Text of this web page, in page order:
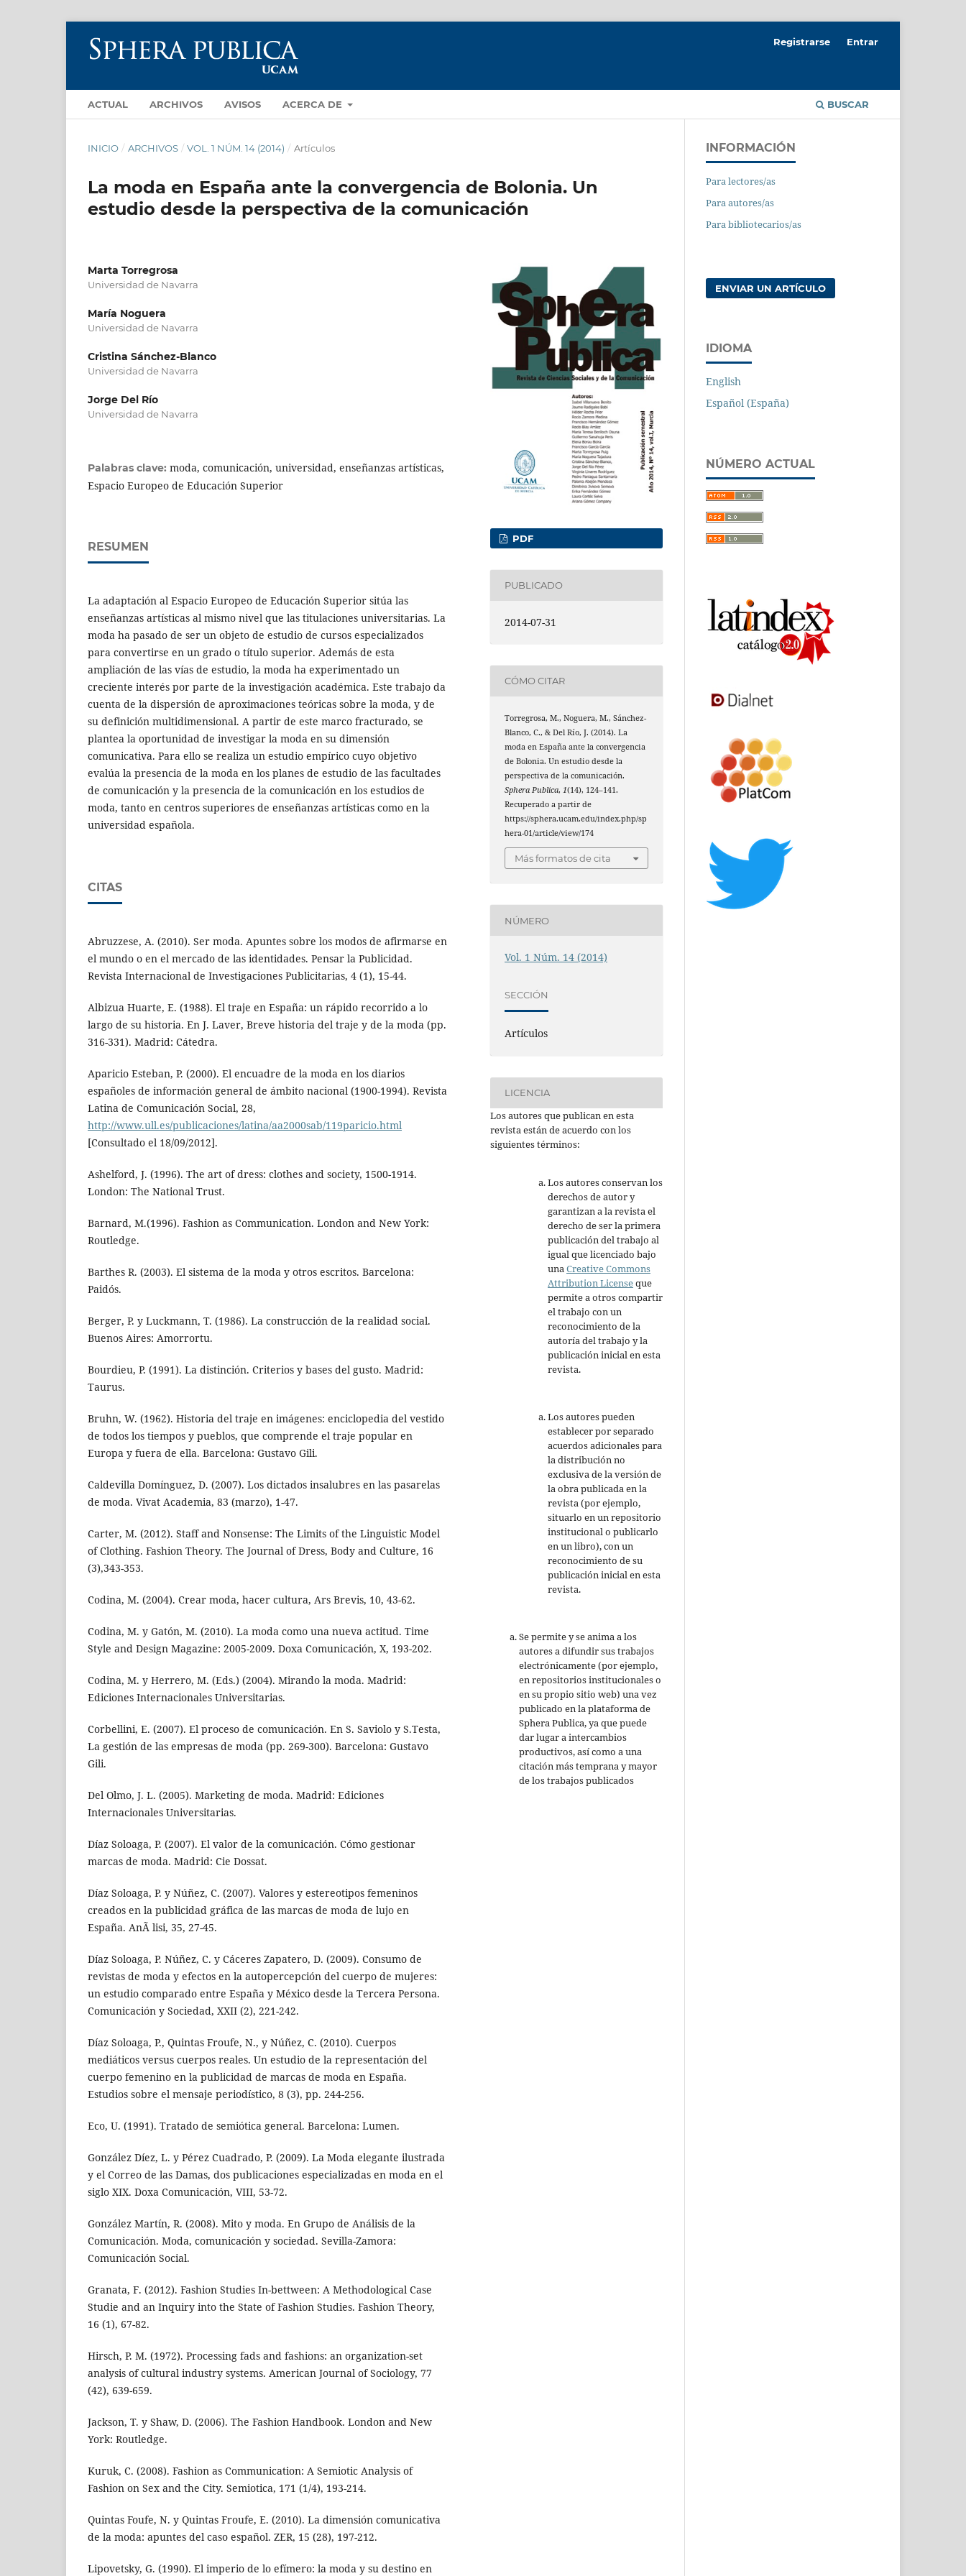
ACTUAL ARCHIVOS AVISOS ACERCA DE BUSCAR
Registrarse Entrar
INICIO / ARCHIVOS / VOL. 1 NÚM. 14 (2014) / Artículos
La moda en España ante la convergencia de Bolonia. Un
estudio desde la perspectiva de la comunicación
Marta Torregrosa
Universidad de Navarra
María Noguera
Universidad de Navarra
Cristina Sánchez-Blanco
Universidad de Navarra
Jorge Del Río
Universidad de Navarra
Palabras clave: moda, comunicación, universidad, enseñanzas artísticas,
Espacio Europeo de Educación Superior
RESUMEN
La adaptación al Espacio Europeo de Educación Superior sitúa las
enseñanzas artísticas al mismo nivel que las titulaciones universitarias. La
moda ha pasado de ser un objeto de estudio de cursos especializados
para convertirse en un grado o título superior. Además de esta
ampliación de las vías de estudio, la moda ha experimentado un
creciente interés por parte de la investigación académica. Este trabajo da
cuenta de la dispersión de aproximaciones teóricas sobre la moda, y de
su definición multidimensional. A partir de este marco fracturado, se
plantea la oportunidad de investigar la moda en su dimensión
comunicativa. Para ello se realiza un estudio empírico cuyo objetivo
evalúa la presencia de la moda en los planes de estudio de las facultades
de comunicación y la presencia de la comunicación en los estudios de
moda, tanto en centros superiores de enseñanzas artísticas como en la
universidad española.
CITAS
Abruzzese, A. (2010). Ser moda. Apuntes sobre los modos de afirmarse en
el mundo o en el mercado de las identidades. Pensar la Publicidad.
Revista Internacional de Investigaciones Publicitarias, 4 (1), 15-44.
Albizua Huarte, E. (1988). El traje en España: un rápido recorrido a lo
largo de su historia. En J. Laver, Breve historia del traje y de la moda (pp.
316-331). Madrid: Cátedra.
Aparicio Esteban, P. (2000). El encuadre de la moda en los diarios
españoles de información general de ámbito nacional (1900-1994). Revista
Latina de Comunicación Social, 28,
http://www.ull.es/publicaciones/latina/aa2000sab/119paricio.html
[Consultado el 18/09/2012].
Ashelford, J. (1996). The art of dress: clothes and society, 1500-1914.
London: The National Trust.
Barnard, M.(1996). Fashion as Communication. London and New York:
Routledge.
Barthes R. (2003). El sistema de la moda y otros escritos. Barcelona:
Paidós.
Berger, P. y Luckmann, T. (1986). La construcción de la realidad social.
Buenos Aires: Amorrortu.
Bourdieu, P. (1991). La distinción. Criterios y bases del gusto. Madrid:
Taurus.
Bruhn, W. (1962). Historia del traje en imágenes: enciclopedia del vestido
de todos los tiempos y pueblos, que comprende el traje popular en
Europa y fuera de ella. Barcelona: Gustavo Gili.
Caldevilla Domínguez, D. (2007). Los dictados insalubres en las pasarelas
de moda. Vivat Academia, 83 (marzo), 1-47.
Carter, M. (2012). Staff and Nonsense: The Limits of the Linguistic Model
of Clothing. Fashion Theory. The Journal of Dress, Body and Culture, 16
(3),343-353.
Codina, M. (2004). Crear moda, hacer cultura, Ars Brevis, 10, 43-62.
Codina, M. y Gatón, M. (2010). La moda como una nueva actitud. Time
Style and Design Magazine: 2005-2009. Doxa Comunicación, X, 193-202.
Codina, M. y Herrero, M. (Eds.) (2004). Mirando la moda. Madrid:
Ediciones Internacionales Universitarias.
Corbellini, E. (2007). El proceso de comunicación. En S. Saviolo y S.Testa,
La gestión de las empresas de moda (pp. 269-300). Barcelona: Gustavo
Gili.
Del Olmo, J. L. (2005). Marketing de moda. Madrid: Ediciones
Internacionales Universitarias.
Díaz Soloaga, P. (2007). El valor de la comunicación. Cómo gestionar
marcas de moda. Madrid: Cie Dossat.
Díaz Soloaga, P. y Núñez, C. (2007). Valores y estereotipos femeninos
creados en la publicidad gráfica de las marcas de moda de lujo en
España. AnÃ lisi, 35, 27-45.
Díaz Soloaga, P. Núñez, C. y Cáceres Zapatero, D. (2009). Consumo de
revistas de moda y efectos en la autopercepción del cuerpo de mujeres:
un estudio comparado entre España y México desde la Tercera Persona.
Comunicación y Sociedad, XXII (2), 221-242.
Díaz Soloaga, P., Quintas Froufe, N., y Núñez, C. (2010). Cuerpos
mediáticos versus cuerpos reales. Un estudio de la representación del
cuerpo femenino en la publicidad de marcas de moda en España.
Estudios sobre el mensaje periodístico, 8 (3), pp. 244-256.
Eco, U. (1991). Tratado de semiótica general. Barcelona: Lumen.
González Díez, L. y Pérez Cuadrado, P. (2009). La Moda elegante ilustrada
y el Correo de las Damas, dos publicaciones especializadas en moda en el
siglo XIX. Doxa Comunicación, VIII, 53-72.
González Martín, R. (2008). Mito y moda. En Grupo de Análisis de la
Comunicación. Moda, comunicación y sociedad. Sevilla-Zamora:
Comunicación Social.
Granata, F. (2012). Fashion Studies In-bettween: A Methodological Case
Studie and an Inquiry into the State of Fashion Studies. Fashion Theory,
16 (1), 67-82.
Hirsch, P. M. (1972). Processing fads and fashions: an organization-set
analysis of cultural industry systems. American Journal of Sociology, 77
(42), 639-659.
Jackson, T. y Shaw, D. (2006). The Fashion Handbook. London and New
York: Routledge.
Kuruk, C. (2008). Fashion as Communication: A Semiotic Analysis of
Fashion on Sex and the City. Semiotica, 171 (1/4), 193-214.
Quintas Foufe, N. y Quintas Froufe, E. (2010). La dimensión comunicativa
de la moda: apuntes del caso español. ZER, 15 (28), 197-212.
Lipovetsky, G. (1990). El imperio de lo efímero: la moda y su destino en
PDF
PUBLICADO
2014-07-31
CÓMO CITAR
Torregrosa, M., Noguera, M., Sánchez-
Blanco, C., & Del Río, J. (2014). La
moda en España ante la convergencia
de Bolonia. Un estudio desde la
perspectiva de la comunicación.
Sphera Publica,1(14), 124–141.
Recuperado a partir de
https://sphera.ucam.edu/index.php/sp
hera-01/article/view/174
Más formatos de cita
NÚMERO
Vol. 1 Núm. 14 (2014)
SECCIÓN
Artículos
LICENCIA
Los autores que publican en esta
revista están de acuerdo con los
siguientes términos:
Los autores conservan los
derechos de autor y
garantizan a la revista el
derecho de ser la primera
publicación del trabajo al
igual que licenciado bajo
una Creative Commons
Attribution Licenseque
permite a otros compartir
el trabajo con un
reconocimiento de la
autoría del trabajo y la
publicación inicial en esta
revista.
Los autores pueden
establecer por separado
acuerdos adicionales para
la distribución no
exclusiva de la versión de
la obra publicada en la
revista (por ejemplo,
situarlo en un repositorio
institucional o publicarlo
en un libro), con un
reconocimiento de su
publicación inicial en esta
revista.
Se permite y se anima a los
autores a difundir sus trabajos
electrónicamente (por ejemplo,
en repositorios institucionales o
en su propio sitio web) una vez
publicado en la plataforma de
Sphera Publica, ya que puede
dar lugar a intercambios
productivos, así como a una
citación más temprana y mayor
de los trabajos publicados
INFORMACIÓN
Para lectores/as
Para autores/as
Para bibliotecarios/as
ENVIAR UN ARTÍCULO
IDIOMA
English
Español (España)
NÚMERO ACTUAL